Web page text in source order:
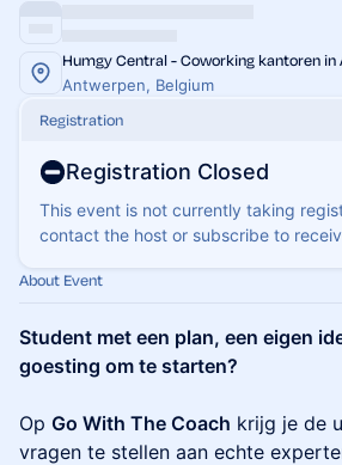
Humgy Central - Coworking kantoren
Antwerpen, Belgium
Registration
Registration Closed
This event is not currently taking
contact the host or subscribe to
About Event
Student met een plan, een eigen
goesting om te starten?
Op Go With The Coach krijg je de
vragen te stellen aan echte